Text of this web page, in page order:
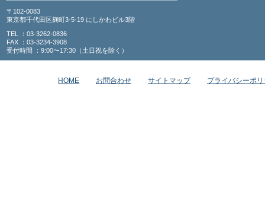
〒102-0083
東京都千代田区麹町3-5-19 にしかわビル3階
TEL ：03-3262-0836
FAX ：03-3234-3908
受付時間 ：9:00〜17:30（土日祝を除く）
HOME お問合わせ サイトマップ プライバシーポ